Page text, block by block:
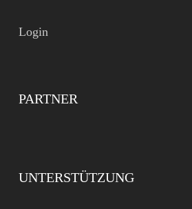
Login
PARTNER
UNTERSTÜTZUNG